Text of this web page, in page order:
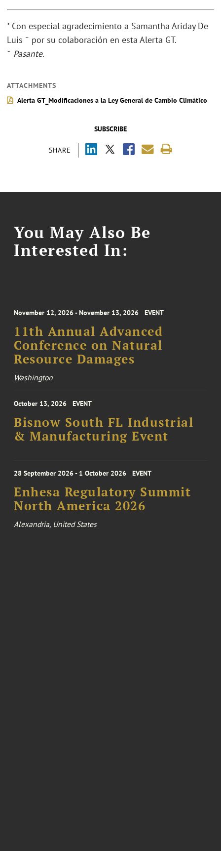
SUBSCRIBE
SHARE
* Con especial agradecimiento a Samantha Ariday De
Luis ˘ por su colaboración en esta Alerta GT.
˘ Pasante.
ATTACHMENTS
Alerta GT_Modificaciones a la Ley General de Cambio Climático
You May Also Be
Interested In:
November 12, 2026 - November 13, 2026 EVENT
11th Annual Advanced
Conference on Natural
Resource Damages
Washington
October 13, 2026 EVENT
Bisnow South FL Industrial
& Manufacturing Event
28 September 2026 - 1 October 2026 EVENT
Enhesa Regulatory Summit
North America 2026
Alexandria, United States